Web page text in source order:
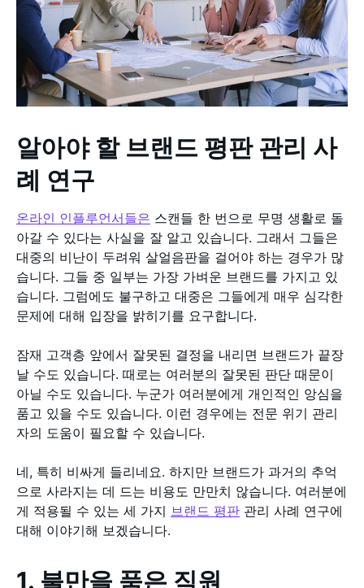
알아야 할 브랜드 평판 관리 사
례 연구
온라인 인플루언서들은 스캔들 한 번으로 무명 생활로 돌
아갈 수 있다는 사실을 잘 알고 있습니다. 그래서 그들은
대중의 비난이 두려워 살얼음판을 걸어야 하는 경우가 많
습니다. 그들 중 일부는 가장 가벼운 브랜드를 가지고 있
습니다. 그럼에도 불구하고 대중은 그들에게 매우 심각한
문제에 대해 입장을 밝히기를 요구합니다.
잠재 고객층 앞에서 잘못된 결정을 내리면 브랜드가 끝장
날 수도 있습니다. 때로는 여러분의 잘못된 판단 때문이
아닐 수도 있습니다. 누군가 여러분에게 개인적인 앙심을
품고 있을 수도 있습니다. 이런 경우에는 전문 위기 관리
자의 도움이 필요할 수 있습니다.
네, 특히 비싸게 들리네요. 하지만 브랜드가 과거의 추억
으로 사라지는 데 드는 비용도 만만치 않습니다. 여러분에
게 적용될 수 있는 세 가지 브랜드 평판 관리 사례 연구에
대해 이야기해 보겠습니다.
1. 불만을 품은 직원